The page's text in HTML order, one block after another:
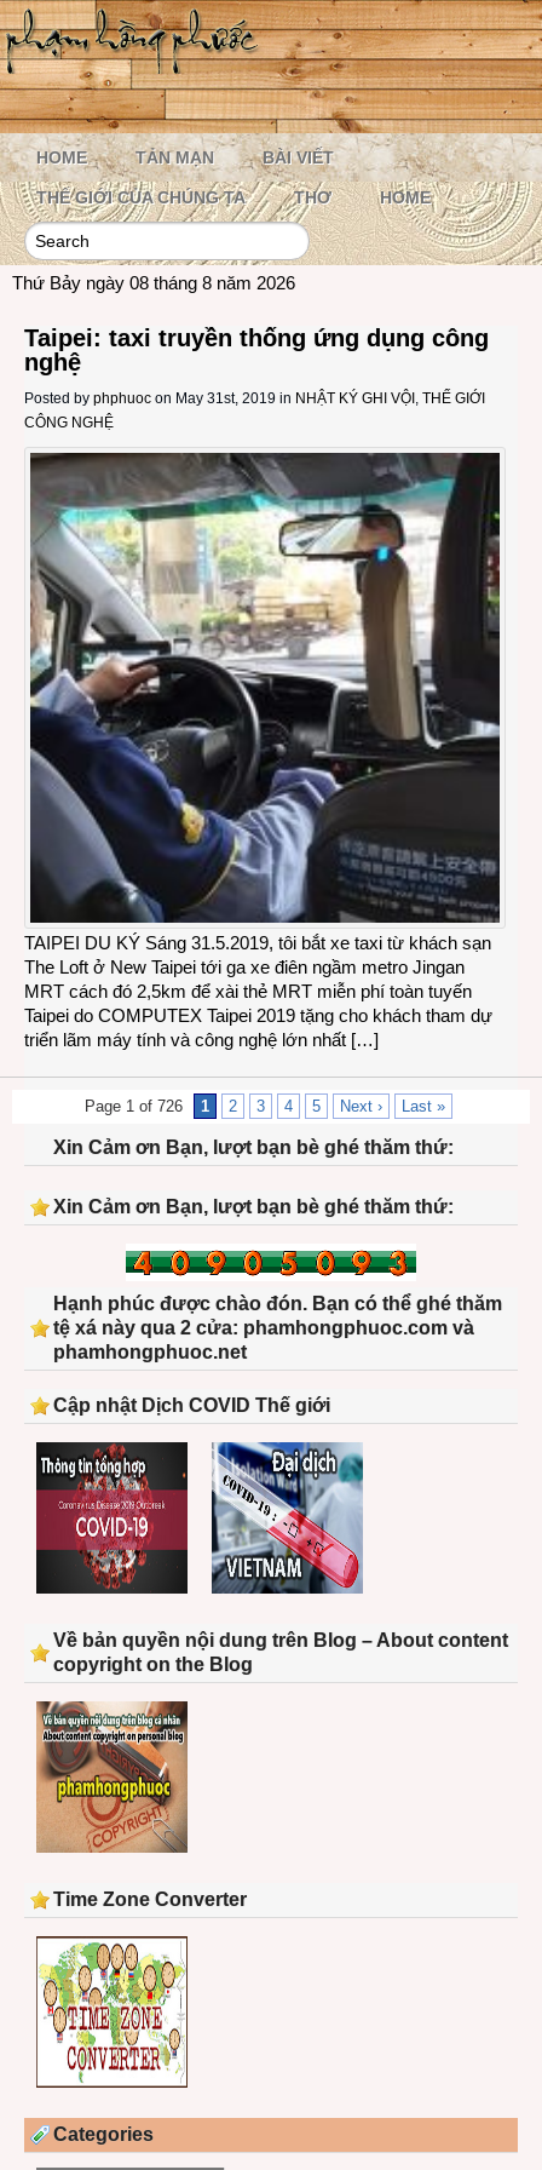
HOME TẢN MẠN BÀI VIẾT
THẾ GIỚI CỦA CHÚNG TA THƠ HOME
Thứ Bảy ngày 08 tháng 8 năm 2026
Taipei: taxi truyền thống ứng dụng công
nghệ
Posted by phphuoc on May 31st, 2019 in NHẬT KÝ GHI VỘI , THẾ GIỚI
CÔNG NGHỆ
TAIPEI DU KÝ Sáng 31.5.2019, tôi bắt xe taxi từ khách sạn
The Loft ở New Taipei tới ga xe điên ngầm metro Jingan
MRT cách đó 2,5km để xài thẻ MRT miễn phí toàn tuyến
Taipei do COMPUTEX Taipei 2019 tặng cho khách tham dự
triển lãm máy tính và công nghệ lớn nhất […]
Page 1 of 726 1 2 3 4 5 Next › Last »
Xin Cảm ơn Bạn, lượt bạn bè ghé thăm thứ:
Xin Cảm ơn Bạn, lượt bạn bè ghé thăm thứ:
Hạnh phúc được chào đón. Bạn có thể ghé thăm
tệ xá này qua 2 cửa: phamhongphuoc.com và
phamhongphuoc.net
Cập nhật Dịch COVID Thế giới
Về bản quyền nội dung trên Blog – About content
copyright on the Blog
Time Zone Converter
Categories